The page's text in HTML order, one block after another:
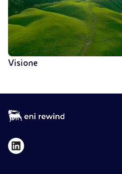
Visione